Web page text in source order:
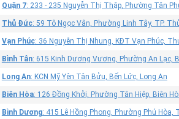
Quận 7: 233 - 235 Nguyễn Thị Thập, Phường Tân
Thủ Đức: 59 Tô Ngọc Vân, Phường Linh Tây, TP.
Vạn Phúc: 36 Nguyễn Thị Nhung, KĐT Vạn Phúc,
Bình Tân: 615 Kinh Dương Vương, Phường An Lạc,
Long An: KCN Mỹ Yên Tân Bửu, Bến Lức, Long An
Biên Hòa: 126 Đồng Khởi, Phường Tân Hiệp, Biên
Bình Dương: 415 Lê Hồng Phong, Phường Phú Hòa,